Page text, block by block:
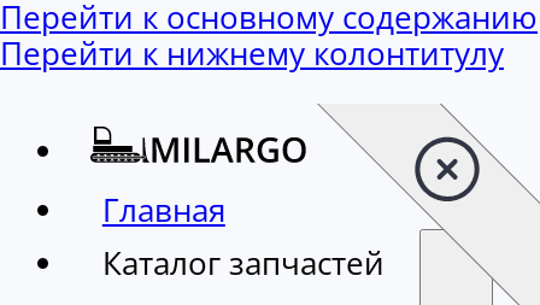
Перейти к основному содержанию
Перейти к нижнему колонтитулу
Главная
Каталог запчастей